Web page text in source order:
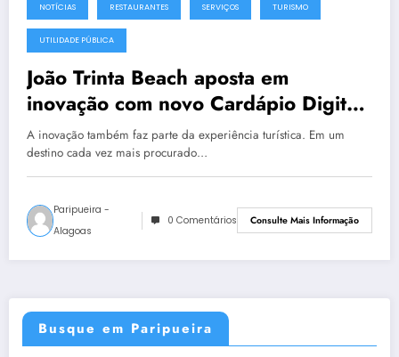
NOTÍCIAS RESTAURANTES SERVIÇOS TURISMO
UTILIDADE PÚBLICA
João Trinta Beach aposta em
inovação com novo Cardápio Digital
em Paripueira
A inovação também faz parte da experiência turística. Em um
destino cada vez mais procurado…
Paripueira -
Alagoas
0 Comentários Consulte Mais Informação
Busque em Paripueira